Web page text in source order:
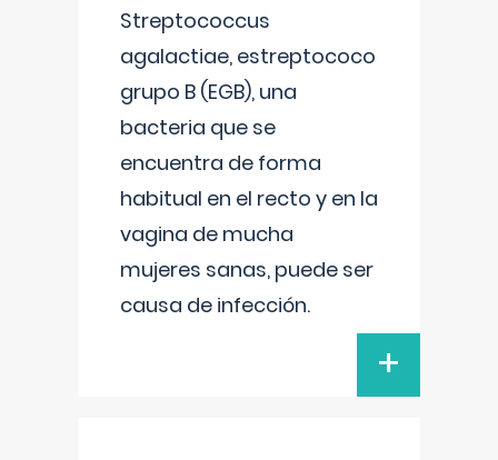
Streptococcus
agalactiae, estreptococo
grupo B (EGB), una
bacteria que se
encuentra de forma
habitual en el recto y en la
vagina de mucha
mujeres sanas, puede ser
causa de infección.
+